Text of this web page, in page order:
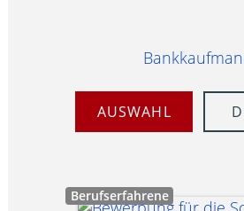
AUSWAHL
Berufserfahrene